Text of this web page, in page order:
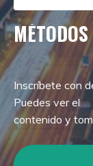
Inscríbete con
Puedes ver el
contenido y